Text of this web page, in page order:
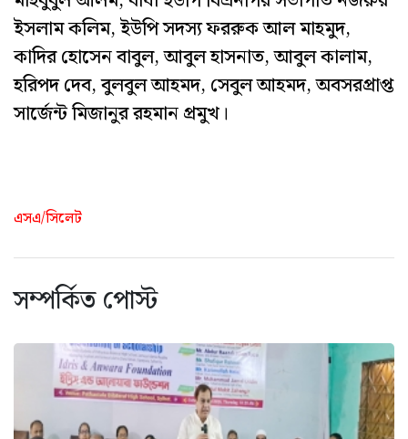
ইসলাম কলিম, ইউপি সদস্য ফররুক আল মাহমুদ,
কাদির হোসেন বাবুল, আবুল হাসনাত, আবুল কালাম,
হরিপদ দেব, বুলবুল আহমদ, সেবুল আহমদ, অবসরপ্রাপ্ত
সার্জেন্ট মিজানুর রহমান প্রমুখ।
এসএ/সিলেট
সম্পর্কিত পোস্ট